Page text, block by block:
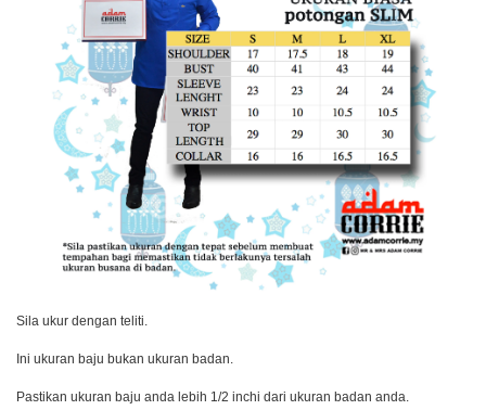
Sila ukur dengan teliti.
Ini ukuran baju bukan ukuran badan.
Pastikan ukuran baju anda lebih 1/2 inchi dari ukuran badan anda.